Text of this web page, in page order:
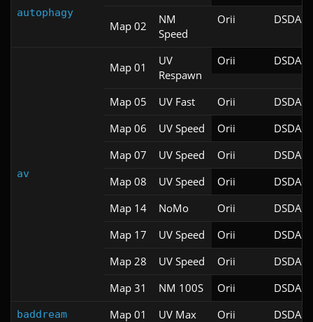
autophagy
Map 02
NM
Speed
Orii DSDA-
av
Map 01
UV
Respawn
Orii DSDA-
Map 05 UV Fast Orii
DSDA-
Map 06
UV Speed Orii
DSDA-
Map 07
UV Speed Orii
DSDA-
Map 08
UV Speed Orii
DSDA-
Map 14
NoMo Orii
DSDA-
Map 17
UV Speed Orii
DSDA-
Map 28
UV Speed Orii
DSDA-
Map 31
NM 100S Orii DSDA-
baddream Map 01 UV Max Orii DSDA-